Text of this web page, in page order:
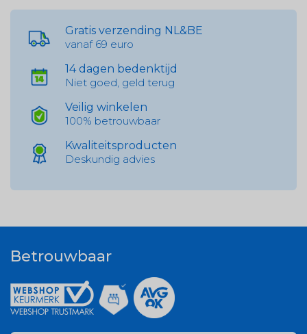
Gratis verzending NL&BE
vanaf 69 euro
14 dagen bedenktijd
Niet goed, geld terug
Veilig winkelen
100% betrouwbaar
Kwaliteitsproducten
Deskundig advies
Betrouwbaar